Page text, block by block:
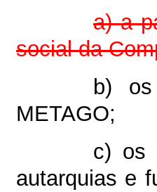
a) a
social da
b)
METAGO;
c) os
autarquias e